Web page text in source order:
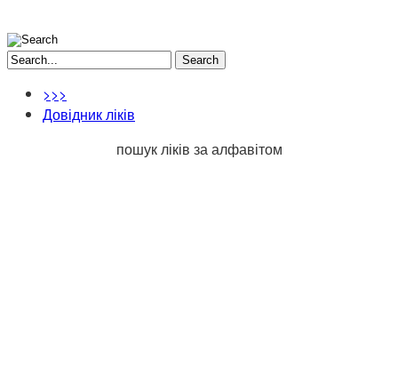
Search
>>>
Довідник ліків
пошук ліків за алфавітом